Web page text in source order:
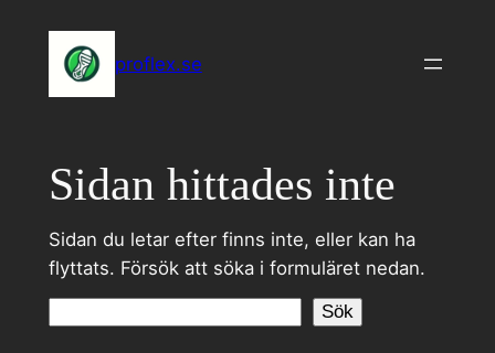
innehåll
proflex.se
Sidan hittades inte
Sidan du letar efter finns inte, eller kan ha
flyttats. Försök att söka i formuläret nedan.
Sök